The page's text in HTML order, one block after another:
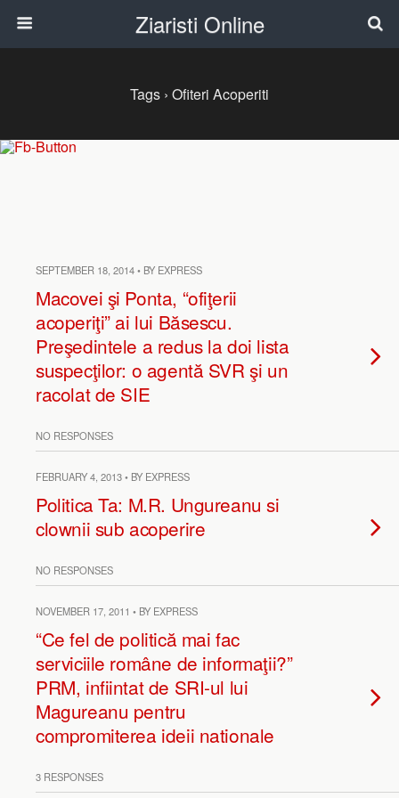
Ziaristi Online
Tags › Ofiteri Acoperiti
SEPTEMBER 18, 2014 • BY EXPRESS
Macovei şi Ponta, “ofiţerii
acoperiţi” ai lui Băsescu.
Preşedintele a redus la doi lista
suspecţilor: o agentă SVR şi un
racolat de SIE
NO RESPONSES
FEBRUARY 4, 2013 • BY EXPRESS
Politica Ta: M.R. Ungureanu si
clownii sub acoperire
NO RESPONSES
NOVEMBER 17, 2011 • BY EXPRESS
“Ce fel de politică mai fac
serviciile române de informaţii?”
PRM, infiintat de SRI-ul lui
Magureanu pentru
compromiterea ideii nationale
3 RESPONSES